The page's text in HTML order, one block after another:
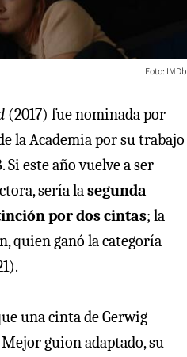
Foto: IMDb
(2017) fue nominada por
la Academia por su trabajo
Si este año vuelve a ser
sería la segunda
por dos cintas; la
quien ganó la categoría
una cinta de Gerwig
guion adaptado, su